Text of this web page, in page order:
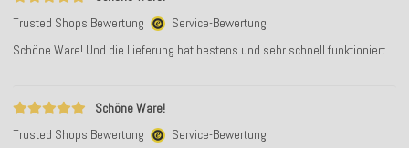
Trusted Shops Bewertung
Service-Bewertung
Schöne Ware! Und die Lieferung hat bestens und sehr schnell funktioniert
Schöne Ware!
Trusted Shops Bewertung
Service-Bewertung